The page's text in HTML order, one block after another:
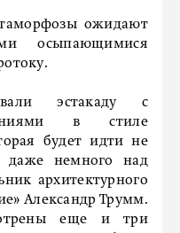
ожидают
осыпающимися
эстакаду с
в стиле
будет идти не
немного над
архитектурного
Александр Трумм.
еще и три